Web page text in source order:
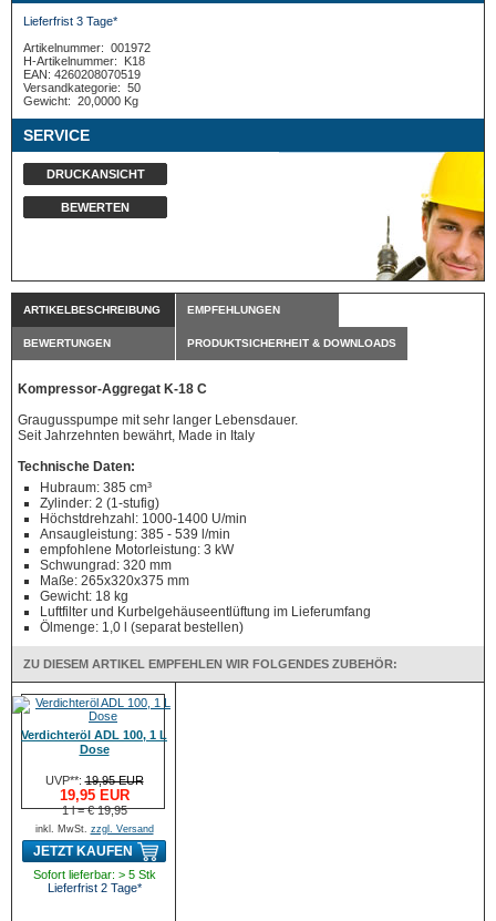
Lieferfrist 3 Tage*
Artikelnummer: 001972
H-Artikelnummer:
K18
EAN: 4260208070519
Versandkategorie: 50
Gewicht: 20,0000 Kg
SERVICE
DRUCKANSICHT
BEWERTEN
ARTIKELBESCHREIBUNG EMPFEHLUNGEN
BEWERTUNGEN PRODUKTSICHERHEIT & DOWNLOADS
Kompressor-Aggregat K-18 C
Graugusspumpe mit sehr langer Lebensdauer.
Seit Jahrzehnten bewährt, Made in Italy
Technische Daten:
Hubraum: 385 cm³
Zylinder: 2 (1-stufig)
Höchstdrehzahl: 1000-1400 U/min
Ansaugleistung: 385 - 539 l/min
empfohlene Motorleistung: 3 kW
Schwungrad: 320 mm
Maße: 265x320x375 mm
Gewicht: 18 kg
Luftfilter und Kurbelgehäuseentlüftung im Lieferumfang
Ölmenge: 1,0 l (separat bestellen)
ZU DIESEM ARTIKEL EMPFEHLEN WIR FOLGENDES ZUBEHÖR:
Verdichteröl ADL 100, 1 L
Dose
UVP**:19,95 EUR
19,95 EUR
1 l = € 19,95
inkl. MwSt. zzgl. Versand
JETZT KAUFEN
Sofort lieferbar: > 5 Stk
Lieferfrist 2 Tage*